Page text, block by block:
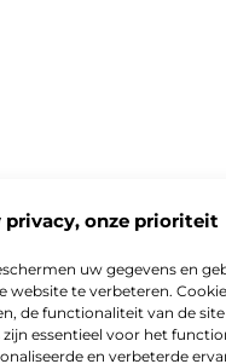
privacy, onze prioriteit
uw gegevens en
te verbeteren.
de functionaliteit van de
essentieel voor het
en verbeterde